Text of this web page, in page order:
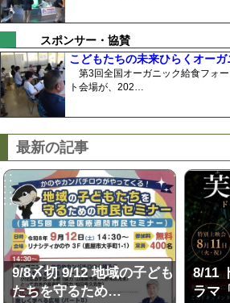
スポンサー・協賛
こどもたちの未来ひらくオー
第3回全国オーガニック給食フォ
ト会場が、202…
最新の記事
9/8〆切 9/12 地域の子ども
たちを守るため…
8/11
ラマ